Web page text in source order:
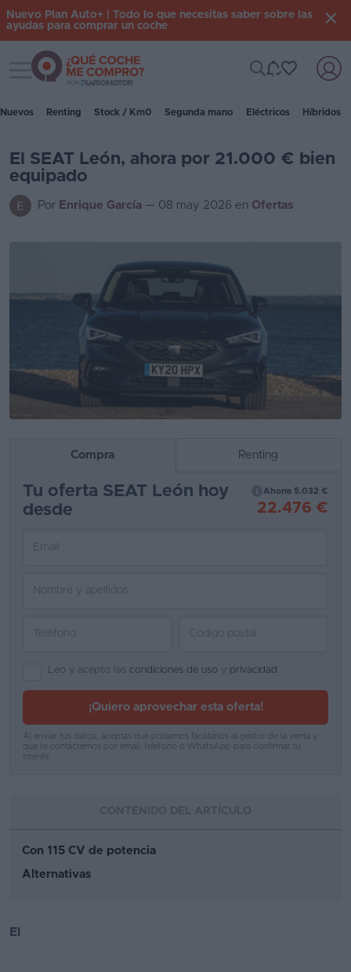
Iniciar
Inicio
Coches
nuevos
Segunda
mano
Ofertas
opiniones
Guías
compra
Favoritos
Blog
Ventas
2026
Nuevo Plan Auto+ | Todo lo que necesitas saber sobre las
ayudas para comprar un coche
Toggle navigation
Nuevos Renting Stock / Km0 Segunda mano Eléctricos Híbridos
El SEAT León, ahora por 21.000 € bien
equipado
Por Enrique García — 08 may 2026 en Ofertas
Compra Renting
Tu oferta SEAT León hoy
desde
Ahorra 5.032 €
22.476 €
Leo y acepto las condiciones de uso y privacidad
¡Quiero aprovechar esta oferta!
Al enviar tus datos, aceptas que podamos facilitarlos al gestor de la venta y
que te contactemos por email, teléfono o WhatsApp para confirmar tu
interés.
Con 115 CV de potencia
Alternativas
El